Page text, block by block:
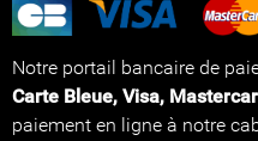
Notre portail bancaire de
Carte Bleue, Visa,
paiement en ligne à notre